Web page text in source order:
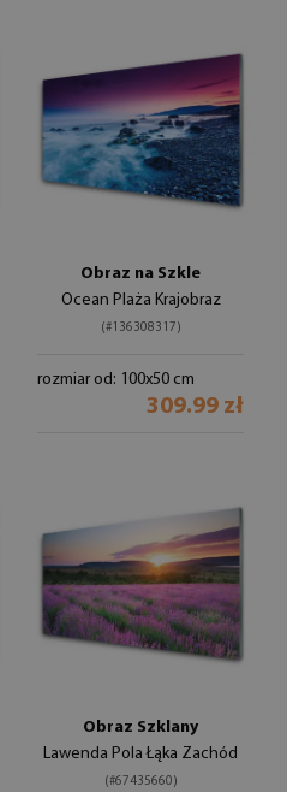
Obraz na Szkle
Ocean Plaża Krajobraz
(#136308317)
rozmiar od: 100x50 cm
309.99 zł
Obraz Szklany
Lawenda Pola Łąka Zachód
(#67435660)